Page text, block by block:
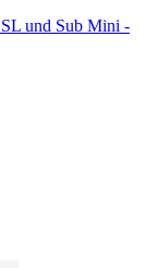
und Sub Mini -